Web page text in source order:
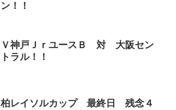
ン！！
Ｖ神戸ＪｒユースＢ 対 大阪セン
トラル！！
柏レイソルカップ 最終日 残念４